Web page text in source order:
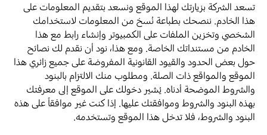
تسعد الشركة بزيارتك لهذا الموقع ونسعد بتقديم المعلومات على
هذا الخادم. ننصحك بطباعة نُسخ من المعلومات لاستخدامك
الشخصي وتخزين الملفات على الكمبيوتر وإنشاء رابط مع هذا
الخادم من مستنداتك الخاصة. ومع هذا، نود أن نقدم لك نصائح
حول بعض الحدود والقيود القانونية المفروضة على جميع زائري هذا
الموقع والمواقع ذات الصلة. ومطلوب منك الالتزام بالبنود
والشروط الموضحة أدناه. يُشير دخولك على الموقع إلى معرفتك
بهذه البنود والشروط وموافقتك عليها. إذا كنت غير موافقاً على هذه
البنود والشروط، فلا تدخل هذا الموقع وتستخدمه.